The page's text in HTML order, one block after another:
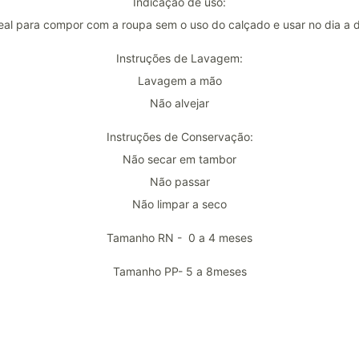
para compor com a roupa sem o uso do calçado e usar no dia a
Instruções de Lavagem:
Lavagem a mão
Não alvejar
Instruções de Conservação:
Não secar em tambor
Não passar
Não limpar a seco
Tamanho RN - 0 a 4 meses
Tamanho PP- 5 a 8meses